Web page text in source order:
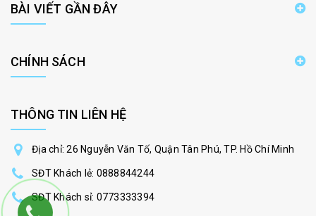
BÀI VIẾT GẦN ĐÂY
CHÍNH SÁCH
THÔNG TIN LIÊN HỆ
Địa chỉ: 26 Nguyễn Văn Tố, Quận Tân Phú, TP. Hồ Chí Minh
SĐT Khách lẻ: 0888844244
SĐT Khách sỉ: 0773333394